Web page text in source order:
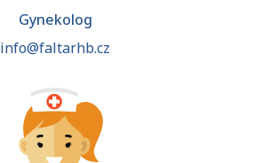
Gynekolog
info@faltarhb.cz